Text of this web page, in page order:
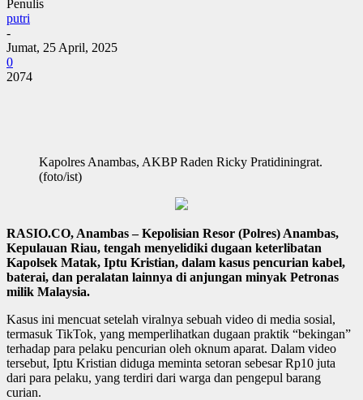
Penulis
putri
-
Jumat, 25 April, 2025
0
2074
Kapolres Anambas, AKBP Raden Ricky Pratidiningrat.
(foto/ist)
RASIO.CO, Anambas – Kepolisian Resor (Polres) Anambas,
Kepulauan Riau, tengah menyelidiki dugaan keterlibatan
Kapolsek Matak, Iptu Kristian, dalam kasus pencurian kabel,
baterai, dan peralatan lainnya di anjungan minyak Petronas
milik Malaysia.
Kasus ini mencuat setelah viralnya sebuah video di media sosial,
termasuk TikTok, yang memperlihatkan dugaan praktik “bekingan”
terhadap para pelaku pencurian oleh oknum aparat. Dalam video
tersebut, Iptu Kristian diduga meminta setoran sebesar Rp10 juta
dari para pelaku, yang terdiri dari warga dan pengepul barang
curian.